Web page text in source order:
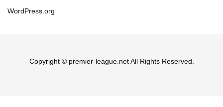
WordPress.org
Copyright © premier-league.net All Rights Reserved.